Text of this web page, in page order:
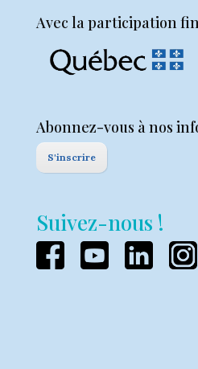
Avec la participation
Abonnez-vous à nos
S'inscrire
Suivez-nous !